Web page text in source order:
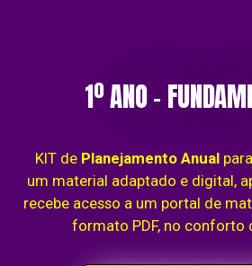
1º ANO –
KIT de Planejamento Anual
um material adaptado e digital,
recebe acesso a um portal de
formato PDF, no conforto